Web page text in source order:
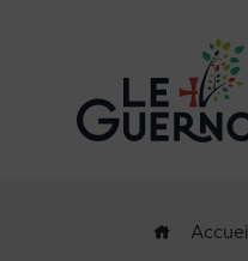
Accueil